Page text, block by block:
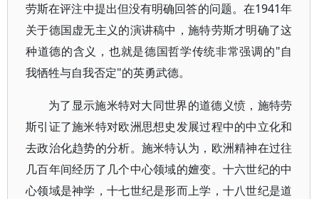
劳斯在评注中提出但没有明确回答的问题。在1941年
关于德国虚无主义的演讲稿中，施特劳斯才明确了这
种道德的含义，也就是德国哲学传统非常强调的"自
我牺牲与自我否定"的英勇武德。
为了显示施米特对大同世界的道德义愤，施特劳
斯引证了施米特对欧洲思想史发展过程中的中立化和
去政治化趋势的分析。施米特认为，欧洲精神在过往
几百年间经历了几个中心领域的嬗变。十六世纪的中
心领域是神学，十七世纪是形而上学，十八世纪是道